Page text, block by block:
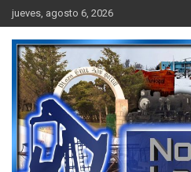
Skip
to
content
jueves, agosto 6, 2026